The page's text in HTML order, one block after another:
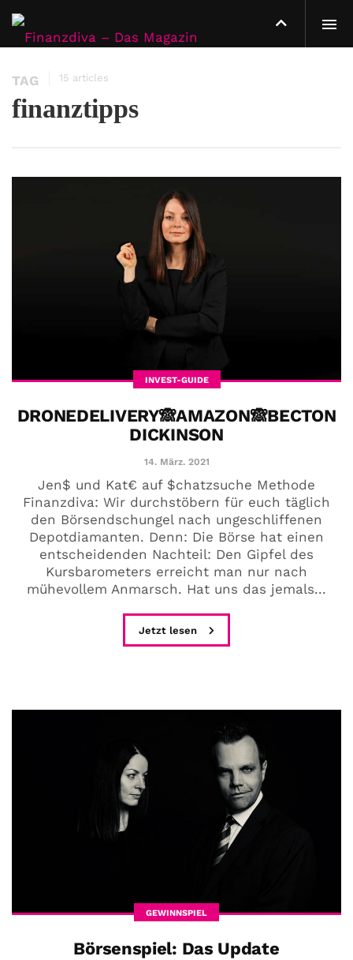
TAG 15 articles
finanztipps
INVEST-GUIDE
DRONEDELIVERY​🙈AMAZON🙈BECTON​
DICKINSON
14. März. 2021
Jen$ und Kat€ auf $chatzsuche Methode
Finanzdiva: Wir durchstöbern für euch täglich
den Börsendschungel nach ungeschliffenen
Depotdiamanten. Denn: Die Börse hat einen
entscheidenden Nachteil: Den Gipfel des
Kursbarometers erreicht man nur nach
mühevollem Anmarsch. Hat uns das jemals...
Jetzt lesen
GEWINNSPIEL
Börsenspiel: Das Update